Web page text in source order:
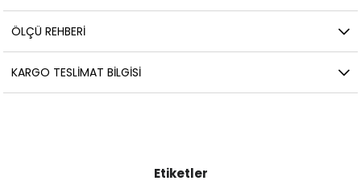
ÖLÇÜ REHBERI
KARGO TESLIMAT BILGISI
Etiketler